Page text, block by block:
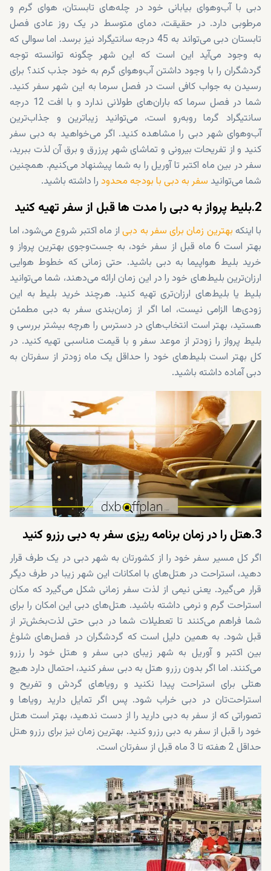
دبی با آب‌وهوای بیابانی خود در چله‌های تابستان، هوای گرم و
مرطوبی دارد. در حقیقت، دمای متوسط در یک روز عادی فصل
تابستان دبی می‌تواند به 45 درجه سانتیگراد نیز برسد. اما سوالی که
به وجود می‌آید این است که این شهر چگونه توانسته توجه
گردشگران را با وجود داشتن آب‌وهوای گرم به خود جذب کند؟ برای
رسیدن به جواب کافی است در فصل سرما به این شهر سفر کنید.
شما در فصل سرما که باران‌های طولانی ندارد و با افت 12 درجه
سانتیگراد گرما روبه‌رو است، می‌توانید زیباترین و جذاب‌ترین
آب‌وهوای شهر دبی را مشاهده کنید. اگر می‌خواهید به دبی سفر
کنید و از تفریحات بیرونی و تماشای شهر پرزرق و برق آن‌ لذت ببرید،
سفر در بین ماه اکتبر تا آوریل را به شما پیشنهاد می‌کنیم. همچنین
شما می‌توانید سفر به دبی با بودجه محدود را داشته باشید.
2.بلیط پرواز به دبی را مدت ها قبل از سفر تهیه کنید
با اینکه بهترین زمان برای سفر به دبیاز ماه اکتبر شروع می‌شود، اما
بهتر است 6 ماه قبل از سفر خود، به جست‌وجوی بهترین پرواز و
خرید بلیط هواپیما به دبی باشید. حتی زمانی که خطوط هوایی
ارزان‌ترین بلیط‌های خود را در این زمان ارائه می‌دهند، شما می‌توانید
بلیط یا بلیط‌های ارزان‌تری تهیه کنید. هرچند خرید بلیط به این
زودی‌ها الزامی نیست، اما اگر از زمان‌بندی سفر به دبی مطمئن
هستید، بهتر است انتخاب‌های در دسترس را هرچه بیشتر بررسی و
بلیط پرواز را زودتر از موعد سفر و با قیمت مناسبی تهیه کنید. در
کل بهتر است بلیط‌های خود را حداقل یک ماه زودتر از سفرتان به
دبی آماده داشته باشید.
3.هتل را در زمان برنامه ریزی سفر به دبی رزرو کنید
اگر کل مسیر سفر خود را از کشورتان به شهر دبی در یک طرف قرار
دهید، استراحت در هتل‌های با امکانات این شهر زیبا در طرف دیگر
قرار می‌گیرد. یعنی نیمی از لذت سفر زمانی شکل می‌گیرد که مکان
استراحت گرم و نرمی داشته باشید. هتل‌های دبی این امکان را برای
شما فراهم می‌کنند تا تعطیلات شما در دبی حتی لذت‌بخش‌تر از
قبل شود. به همین دلیل است که گردشگران در فصل‌های شلوغ
بین اکتبر و آوریل به شهر زیبای دبی سفر و هتل خود را رزرو
می‌کنند. اما اگر بدون رزرو هتل به دبی سفر کنید، احتمال دارد هیچ
هتلی برای استراحت پیدا نکنید و رویاهای گردش و تفریح و
استراحت‌تان در دبی خراب شود. پس اگر تمایل دارید رویاها و
تصوراتی که از سفر به دبی دارید را از دست ندهید، بهتر است هتل
خود را قبل از سفر به دبی رزرو کنید. بهترین زمان نیز برای رزرو هتل
حداقل 2 هفته تا 3 ماه قبل از سفرتان است.